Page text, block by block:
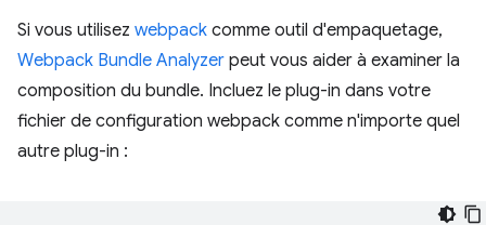
Si vous utilisez webpack comme outil d'empaquetage,
Webpack Bundle Analyzer peut vous aider à examiner la
composition du bundle. Incluez le plug-in dans votre
fichier de configuration webpack comme n'importe quel
autre plug-in :